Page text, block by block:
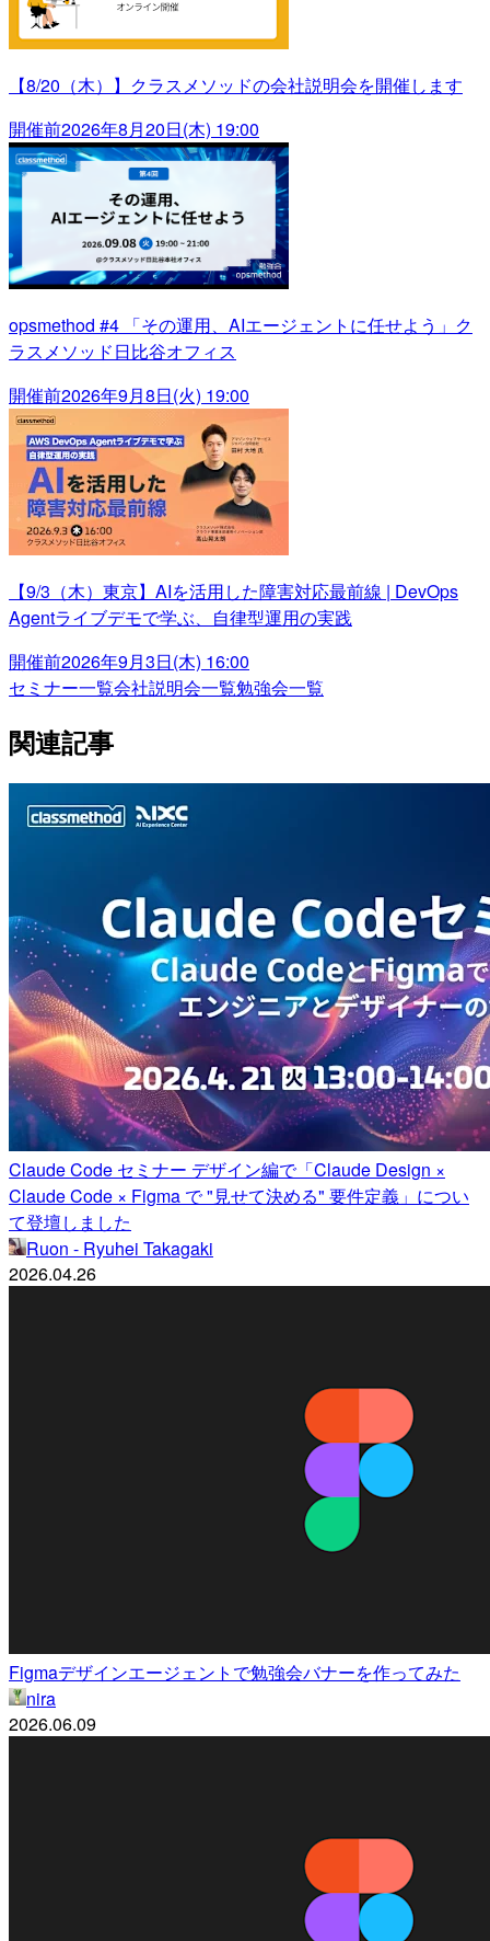
【8/20（木）】クラスメソッドの会社説明会を開催します
開催前2026年8月20日(木) 19:00
opsmethod #4 「その運用、AIエージェントに任せよう」ク
ラスメソッド日比谷オフィス
開催前2026年9月8日(火) 19:00
【9/3（木）東京】AIを活用した障害対応最前線 | DevOps
Agentライブデモで学ぶ、自律型運用の実践
開催前2026年9月3日(木) 16:00
セミナー一覧会社説明会一覧勉強会一覧
関連記事
Claude Code セミナー デザイン編で「Claude Design ×
Claude Code × Figma で "見せて決める" 要件定義」につい
て登壇しました
Ruon - Ryuhei Takagaki
2026.04.26
Figmaデザインエージェントで勉強会バナーを作ってみた
nira
2026.06.09